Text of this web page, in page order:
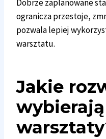
Dobrze zaplanowane
ogranicza przestoje,
pozwala lepiej
warsztatu.
Jakie